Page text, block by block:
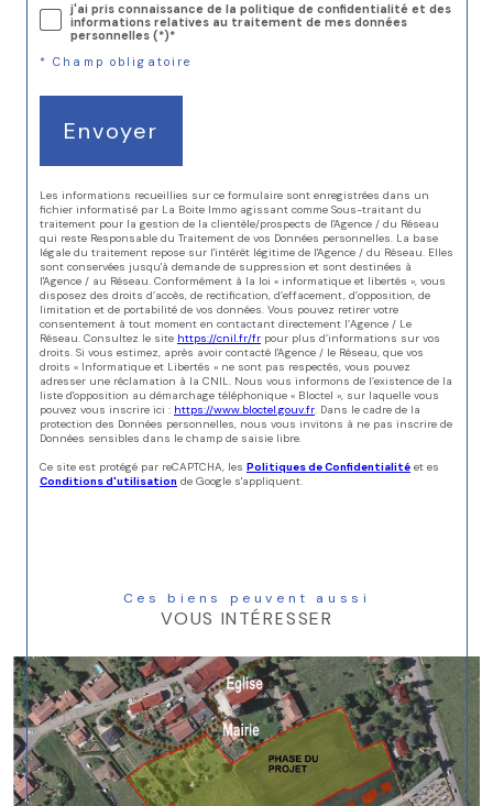
j'ai pris connaissance de la politique de confidentialité et des
informations relatives au traitement de mes données
personnelles (*)*
* Champ obligatoire
Envoyer
Les informations recueillies sur ce formulaire sont enregistrées dans un
fichier informatisé par La Boite Immo agissant comme Sous-traitant du
traitement pour la gestion de la clientèle/prospects de l'Agence / du Réseau
qui reste Responsable du Traitement de vos Données personnelles. La base
légale du traitement repose sur l'intérêt légitime de l'Agence / du Réseau. Elles
sont conservées jusqu'à demande de suppression et sont destinées à
l'Agence / au Réseau. Conformément à la loi « informatique et libertés », vous
disposez des droits d’accès, de rectification, d’effacement, d’opposition, de
limitation et de portabilité de vos données. Vous pouvez retirer votre
consentement à tout moment en contactant directement l’Agence / Le
Réseau. Consultez le site https://cnil.fr/fr pour plus d’informations sur vos
droits. Si vous estimez, après avoir contacté l'Agence / le Réseau, que vos
droits « Informatique et Libertés » ne sont pas respectés, vous pouvez
adresser une réclamation à la CNIL. Nous vous informons de l’existence de la
liste d'opposition au démarchage téléphonique « Bloctel », sur laquelle vous
pouvez vous inscrire ici : https://www.bloctel.gouv.fr. Dans le cadre de la
protection des Données personnelles, nous vous invitons à ne pas inscrire de
Données sensibles dans le champ de saisie libre.
Ce site est protégé par reCAPTCHA, les Politiques de Confidentialité et es
Conditions d'utilisation de Google s'appliquent.
Ces biens peuvent aussi
VOUS INTÉRESSER